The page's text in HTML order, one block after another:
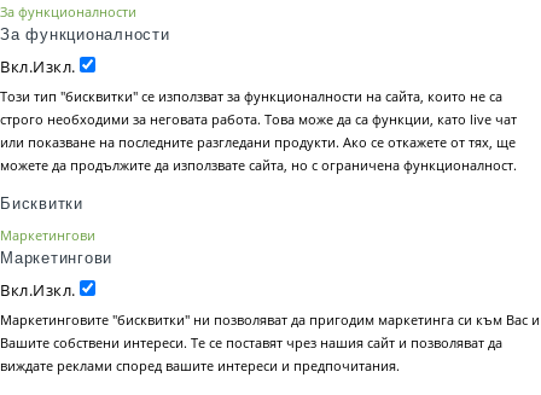
За функционалности
За функционалности
Вкл.Изкл.
Този тип "бисквитки" се използват за функционалности на сайта, които не са
строго необходими за неговата работа. Това може да са функции, като live чат
или показване на последните разгледани продукти. Ако се откажете от тях, ще
можете да продължите да използвате сайта, но с ограничена функционалност.
Бисквитки
Маркетингови
Маркетингови
Вкл.Изкл.
Маркетинговите "бисквитки" ни позволяват да пригодим маркетинга си към Вас и
Вашите собствени интереси. Те се поставят чрез нашия сайт и позволяват да
виждате реклами според вашите интереси и предпочитания.